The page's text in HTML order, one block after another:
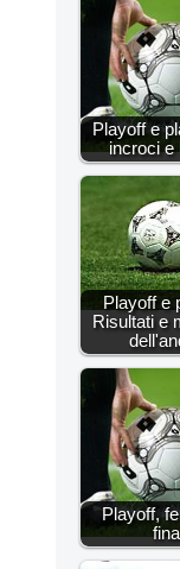
Playoff e
incroci e
Playoff e
Risultati e
Playoff,